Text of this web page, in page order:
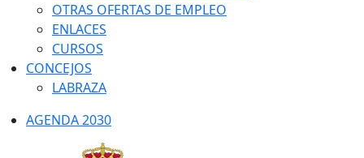
OTRAS OFERTAS DE EMPLEO
ENLACES
CURSOS
CONCEJOS
LABRAZA
AGENDA 2030